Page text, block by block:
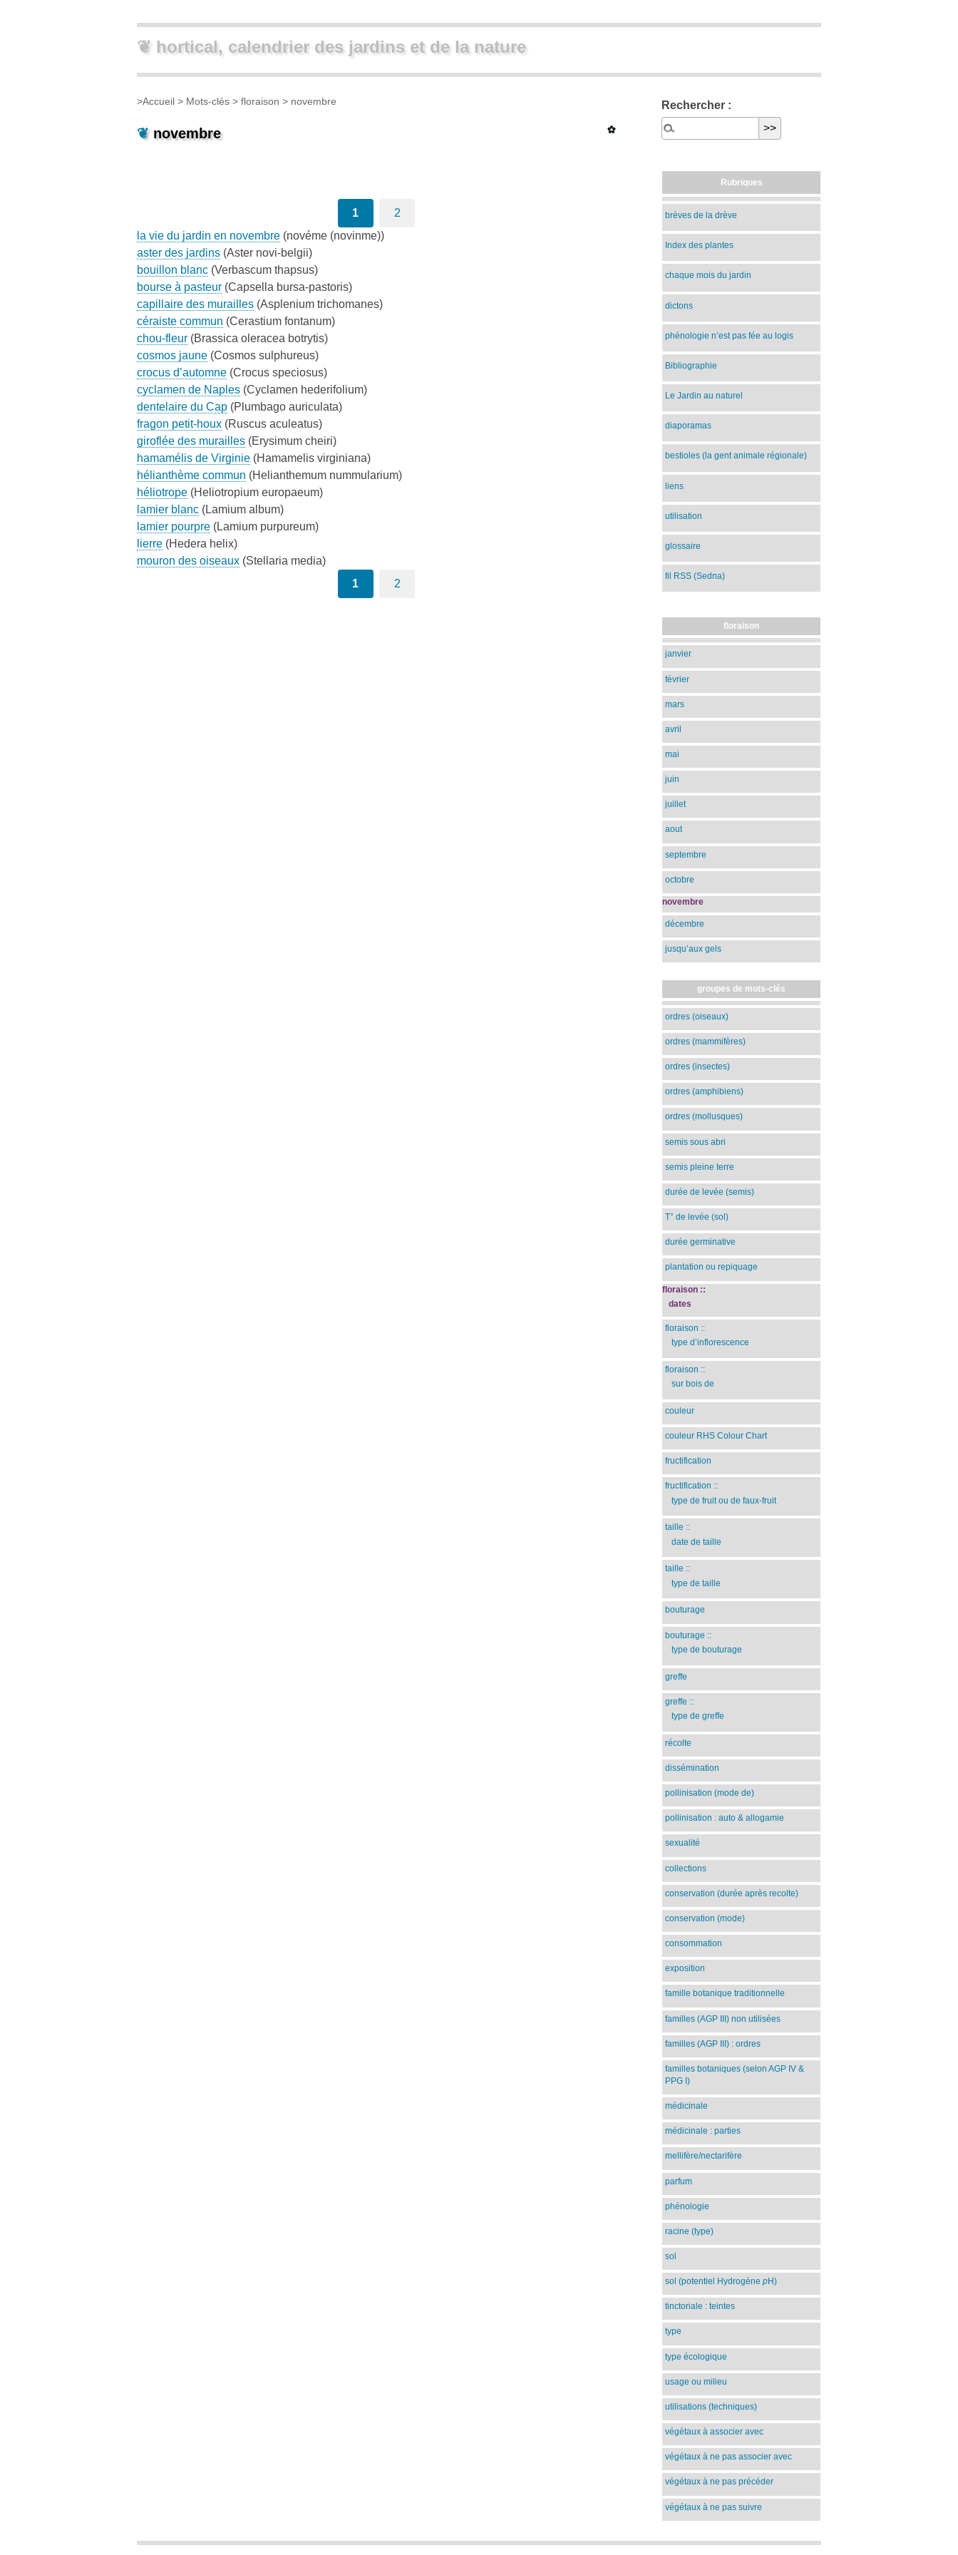
❦ hortical, calendrier des jardins et de la nature
>Accueil > Mots-clés > floraison > novembre
❦ novembre
1
2
la vie du jardin en novembre (novéme (novinme))
aster des jardins (Aster novi-belgii)
bouillon blanc (Verbascum thapsus)
bourse à pasteur (Capsella bursa-pastoris)
capillaire des murailles (Asplenium trichomanes)
céraiste commun (Cerastium fontanum)
chou-fleur (Brassica oleracea botrytis)
cosmos jaune (Cosmos sulphureus)
crocus d’automne (Crocus speciosus)
cyclamen de Naples (Cyclamen hederifolium)
dentelaire du Cap (Plumbago auriculata)
fragon petit-houx (Ruscus aculeatus)
giroflée des murailles (Erysimum cheiri)
hamamélis de Virginie (Hamamelis virginiana)
hélianthème commun (Helianthemum nummularium)
héliotrope (Heliotropium europaeum)
lamier blanc (Lamium album)
lamier pourpre (Lamium purpureum)
lierre (Hedera helix)
mouron des oiseaux (Stellaria media)
1
2
Rechercher :
Rubriques
brèves de la drève
Index des plantes
chaque mois du jardin
dictons
phénologie n’est pas fée au logis
Bibliographie
Le Jardin au naturel
diaporamas
bestioles (la gent animale régionale)
liens
utilisation
glossaire
fil RSS (Sedna)
floraison
janvier
février
mars
avril
mai
juin
juillet
aout
septembre
octobre
novembre
décembre
jusqu’aux gels
groupes de mots-clés
ordres (oiseaux)
ordres (mammifères)
ordres (insectes)
ordres (amphibiens)
ordres (mollusques)
semis sous abri
semis pleine terre
durée de levée (semis)
T° de levée (sol)
durée germinative
plantation ou repiquage
floraison ::
dates
floraison ::
type d’inflorescence
floraison ::
sur bois de
couleur
couleur RHS Colour Chart
fructification
fructification ::
type de fruit ou de faux-fruit
taille ::
date de taille
taille ::
type de taille
bouturage
bouturage ::
type de bouturage
greffe
greffe ::
type de greffe
récolte
dissémination
pollinisation (mode de)
pollinisation : auto & allogamie
sexualité
collections
conservation (durée après recolte)
conservation (mode)
consommation
exposition
famille botanique traditionnelle
familles (AGP III) non utilisées
familles (AGP III) : ordres
familles botaniques (selon AGP IV &
PPG I)
médicinale
médicinale : parties
mellifère/nectarifère
parfum
phénologie
racine (type)
sol
sol (potentiel HydrogènepH)
tinctoriale : teintes
type
type écologique
usage ou milieu
utilisations (techniques)
végétaux à associer avec
végétaux à ne pas associer avec
végétaux à ne pas précéder
végétaux à ne pas suivre